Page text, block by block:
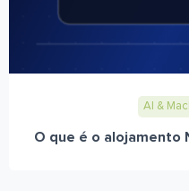
AI &
O que é o alojamento